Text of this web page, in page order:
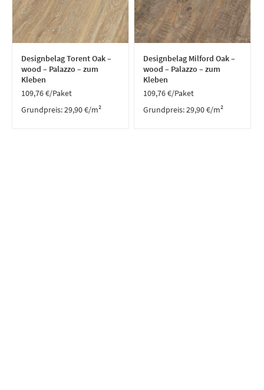
Designbelag Torent Oak –
wood – Palazzo – zum
Kleben
109,76€/Paket
Grundpreis:29,90€/m²
Designbelag Milford Oak –
wood – Palazzo – zum
Kleben
109,76€/Paket
Grundpreis:29,90€/m²